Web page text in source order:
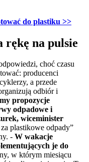
do plastiku >>
rękę na pulsie
choć czasu
producenci
a przede
odbiór i
propozycje
odpadowe i
wiceminister
plastikowe odpady”
- W wakacje
je do
w którym miesiącu